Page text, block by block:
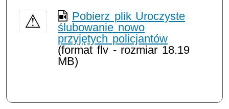
Pobierz plik Uroczyste
ślubowanie nowo
przyjętych policjantów
(format flv - rozmiar 18.19
MB)